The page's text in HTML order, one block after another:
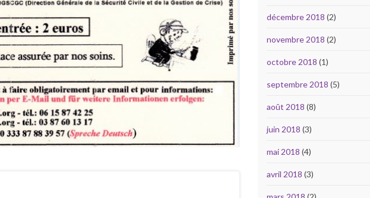
décembre 2018 (2)
novembre 2018 (2)
octobre 2018 (1)
septembre 2018 (5)
août 2018 (8)
juin 2018 (3)
mai 2018 (4)
avril 2018 (3)